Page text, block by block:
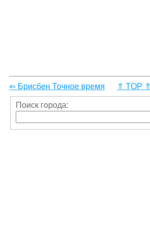
⇐ Брисбен Точное время ⇑ TOP ⇑
Поиск города: